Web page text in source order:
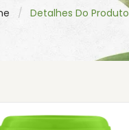
Detalhes Do Produto